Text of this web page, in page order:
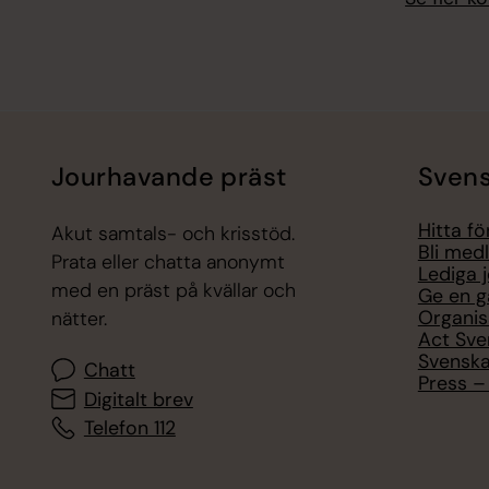
Jourhavande präst
Akut samtals- och krisstöd.
Prata eller chatta anonymt
med en präst på kvällar och
nätter.
Chatt
Digitalt brev
Telefon 112
Hitta
Bli
Lediga
Ge en
Act
Press